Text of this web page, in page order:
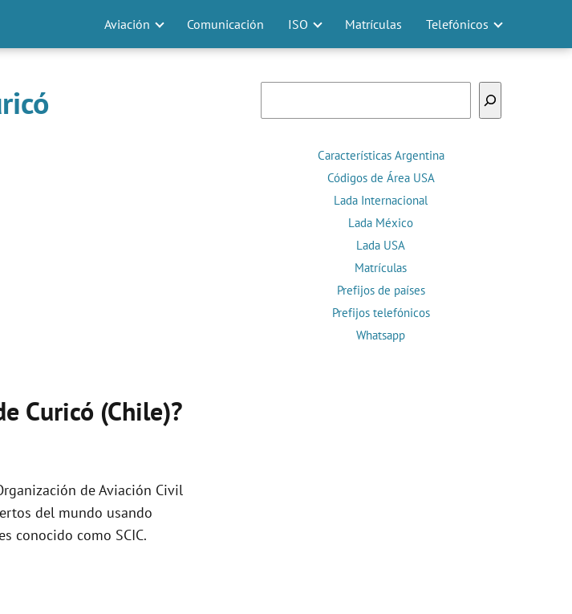
Aviación Comunicación ISO Matrículas Telefónicos
Curicó (Chile)?
de Aviación Civil
del mundo usando
conocido como SCIC.
Características Argentina
Códigos de Área USA
Lada Internacional
Lada México
Lada USA
Matrículas
Prefijos de países
Prefijos telefónicos
Whatsapp